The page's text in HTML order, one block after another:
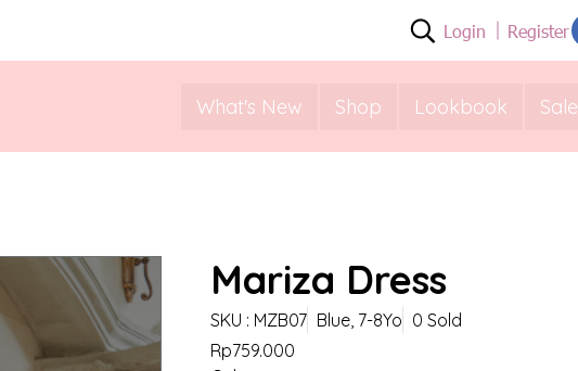
Login Register
What's New Shop Lookbook Sale
Mariza Dress
SKU : MZB07 Blue, 7-8Yo 0 Sold
Rp759.000